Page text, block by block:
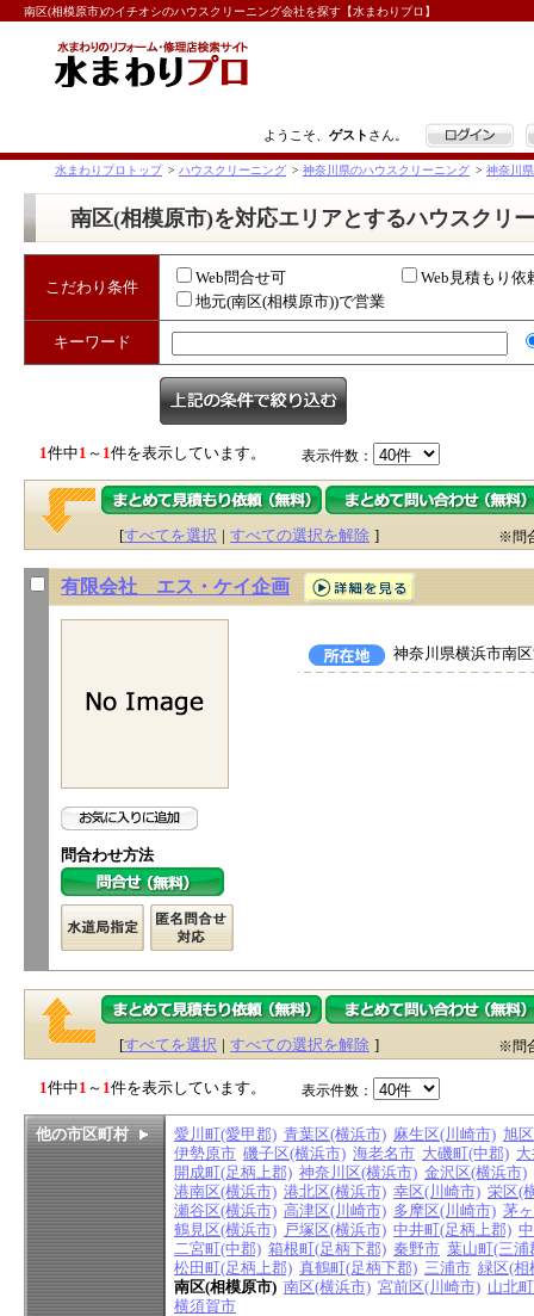
南区(相模原市)のイチオシのハウスクリーニング会社を探す【水まわりプロ】
ようこそ、 ゲスト さん。 ログイン
水まわりプロトップ > ハウスクリーニング > 神奈川県のハウスクリーニング > 神奈川
南区(相模原市)を対応エリアとするハウスクリ
こだわり条件
Web問合せ可
Web見積もり依
地元(南区(相模原市))で営業
キーワード
1件中1 ～ 1件を表示しています。 表示件数：
[すべてを選択 | すべての選択を解除 ] ※問
有限会社 エス・ケイ企画
問合わせ方法
神奈川県横浜市南
[すべてを選択 | すべての選択を解除 ] ※問
1件中1 ～ 1件を表示しています。 表示件数：
他の市区町村 愛川町(愛甲郡) 青葉区(横浜市) 麻生区(川崎市) 旭
伊勢原市 磯子区(横浜市) 海老名市 大磯町(中郡)
開成町(足柄上郡) 神奈川区(横浜市) 金沢区(横浜市)
港南区(横浜市) 港北区(横浜市) 幸区(川崎市) 栄区(
瀬谷区(横浜市) 高津区(川崎市) 多摩区(川崎市) 茅
鶴見区(横浜市) 戸塚区(横浜市) 中井町(足柄上郡)
二宮町(中郡) 箱根町(足柄下郡) 秦野市 葉山町(三浦
松田町(足柄上郡) 真鶴町(足柄下郡) 三浦市 緑区(相
南区(相模原市) 南区(横浜市) 宮前区(川崎市) 山北
横須賀市